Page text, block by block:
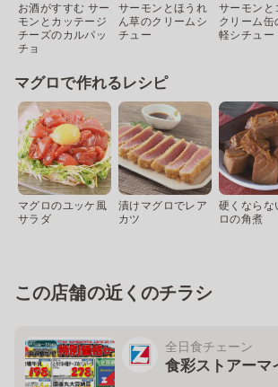
お酒がすすむ サー
モンとカッテージ
チーズのカルパッ
チョ
サーモンとほうれ
ん草のクリームシ
チュー
サーモンと
クリーム缶
軽シチュー
マグロで作れるレシピ
マグロのユッケ風
サラダ
漬けマグロでレア
カツ
硬くならな
ロの角煮
この店舗の近くのチラシ
全日食チェーン
食彩ストアーマ